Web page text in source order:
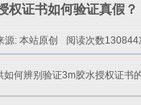
权证书如何验证真假？
源: 本站原创 阅读次数130844
何辨别验证3m胶水授权证书